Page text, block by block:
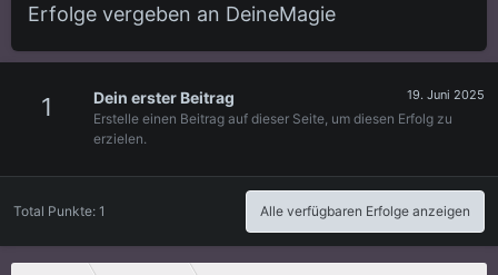
Erfolge vergeben an DeineMagie
1 19. Juni 2025
Dein erster Beitrag
Erstelle einen Beitrag auf dieser Seite, um diesen Erfolg zu
erzielen.
Total Punkte: 1 Alle verfügbaren Erfolge anzeigen